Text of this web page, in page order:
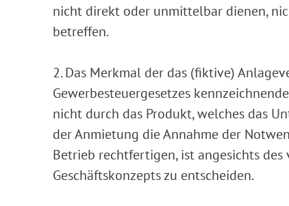
nicht direkt oder unmittelbar dienen,
betreffen.
2. Das Merkmal der das (fiktive)
Gewerbesteuergesetzes
nicht durch das Produkt, welches das
der Anmietung die Annahme der
Betrieb rechtfertigen, ist angesichts
Geschäftskonzepts zu entscheiden.